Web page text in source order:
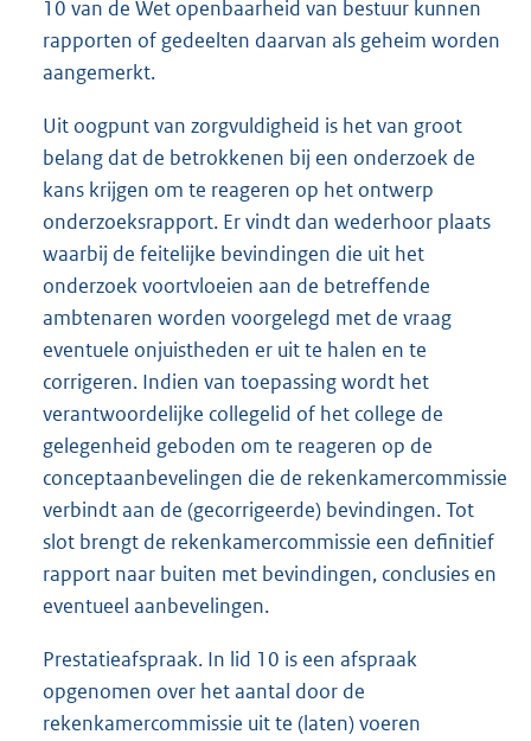
10 van de Wet openbaarheid van bestuur kunnen
rapporten of gedeelten daarvan als geheim worden
aangemerkt.
Uit oogpunt van zorgvuldigheid is het van groot
belang dat de betrokkenen bij een onderzoek de
kans krijgen om te reageren op het ontwerp
onderzoeksrapport. Er vindt dan wederhoor plaats
waarbij de feitelijke bevindingen die uit het
onderzoek voortvloeien aan de betreffende
ambtenaren worden voorgelegd met de vraag
eventuele onjuistheden er uit te halen en te
corrigeren. Indien van toepassing wordt het
verantwoordelijke collegelid of het college de
gelegenheid geboden om te reageren op de
conceptaanbevelingen die de rekenkamercommissie
verbindt aan de (gecorrigeerde) bevindingen. Tot
slot brengt de rekenkamercommissie een definitief
rapport naar buiten met bevindingen, conclusies en
eventueel aanbevelingen.
Prestatieafspraak. In lid 10 is een afspraak
opgenomen over het aantal door de
rekenkamercommissie uit te (laten) voeren